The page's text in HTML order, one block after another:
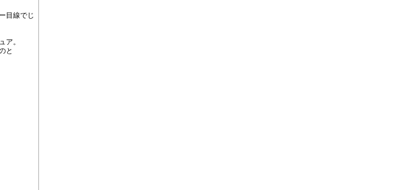
目線でじ
ア。
と